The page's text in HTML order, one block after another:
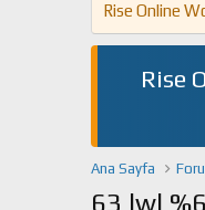
Rise Online
Rise
Ana Sayfa
63 lwl